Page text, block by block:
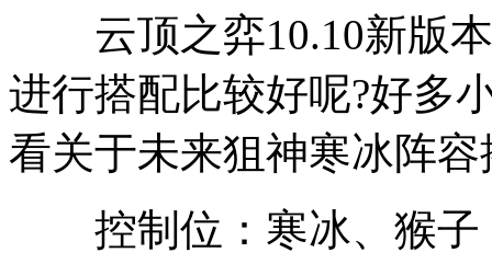
云顶之弈10.10新版本
进行搭配比较好呢?好多
看关于未来狙神寒冰阵
控制位：寒冰、猴子